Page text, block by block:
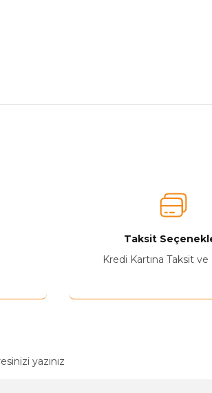
Yetkiliye Gönder
Taksit
Kredi Kartına Taksit ve